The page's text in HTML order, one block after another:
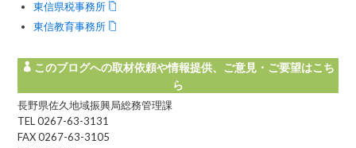
東信県税事務所
東信教育事務所
このブログへの取材依頼や情報提供、ご意見・ご要望はこち
ら
長野県佐久地域振興局総務管理課
TEL 0267-63-3131
FAX 0267-63-3105